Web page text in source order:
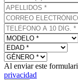
Al enviar este
privacidad